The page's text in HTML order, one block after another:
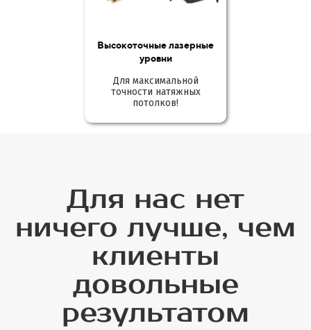
Высокоточные лазерные
уровни
Для максимальной
точности натяжных
потолков!
Для нас нет
ничего лучше, чем
клиенты
довольные
результатом